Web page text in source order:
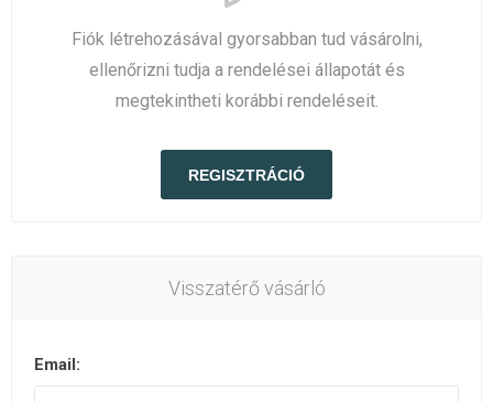
Fiók létrehozásával gyorsabban tud vásárolni,
ellenőrizni tudja a rendelései állapotát és
megtekintheti korábbi rendeléseit.
Visszatérő vásárló
Email: